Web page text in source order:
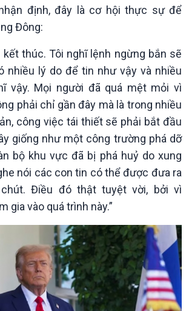
dân
Thế giới
Tin thế giới
Vấn đề quốc tế
Hồ sơ sự kiện quốc tế
Thế giới & Việt Nam
Biên cương - Một dải vững
bền
định, đây là cơ hội thực sự để
Đông:
kết thúc. Tôi nghĩ lệnh ngừng bắn sẽ
nhiều lý do để tin như vậy và nhiều
vậy. Mọi người đã quá mệt mỏi vì
phải chỉ gần đây mà là trong nhiều
công việc tái thiết sẽ phải bắt đầu
giống như một công trường phá dỡ
bộ khu vực đã bị phá huỷ do xung
nói các con tin có thể được đưa ra
Điều đó thật tuyệt vời, bởi vì
gia vào quá trình này.”